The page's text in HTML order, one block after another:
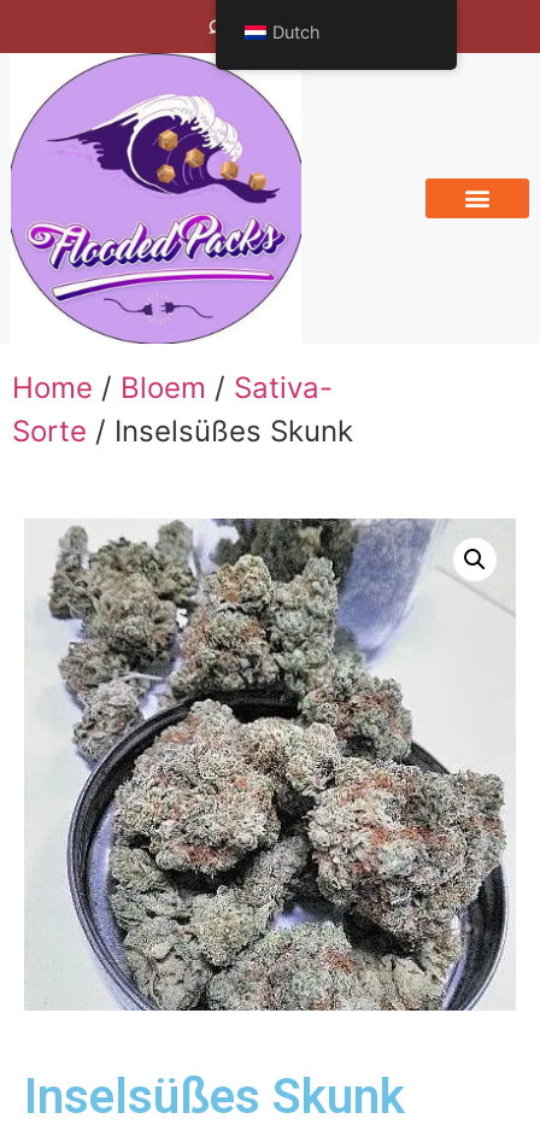
Bengals Vineyard
Home / Bloem / Sativa-
Sorte / Inselsüßes Skunk
Inselsüßes Skunk
Dutch